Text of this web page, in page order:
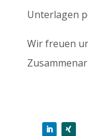
Unterlagen
Wir freuen